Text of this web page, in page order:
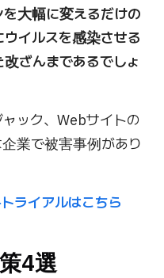
大幅に変えるだけの
イルスを感染させる
ざんまであるでしょ
ック、Webサイトの
業で被害事例があり
トライアルはこちら
4選